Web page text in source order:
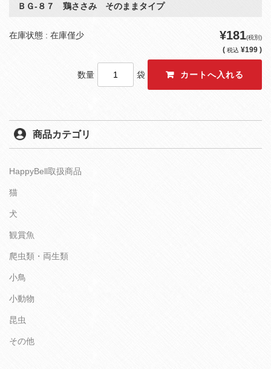
ＢＧ‐８７ 鶏ささみ そのままタイプ
在庫状態 : 在庫僅少 ¥181(税別)
( 税込 ¥199 )
数量 袋
商品カテゴリ
HappyBell取扱商品
猫
犬
観賞魚
爬虫類・両生類
小鳥
小動物
昆虫
その他